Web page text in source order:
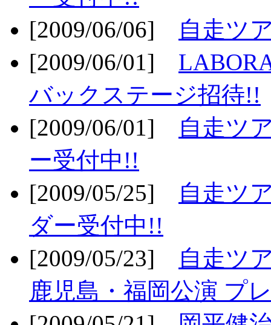
[2009/06/06]
自走ツ
[2009/06/01]
バックステージ招待!!
[2009/06/01]
自走ツ
ー受付中!!
[2009/05/25]
自走ツ
ダー受付中!!
[2009/05/23]
自走ツ
鹿児島・福岡公演 プ